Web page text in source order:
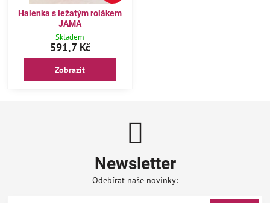
Halenka s ležatým rolákem
JAMA
Skladem
591,7 Kč
Zobrazit
Newsletter
Odebírat naše novinky: